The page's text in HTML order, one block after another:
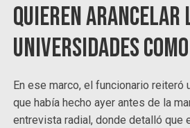
Quieren arancelar
universidades
En ese marco, el funcionario reiteró
que había hecho ayer antes de la
entrevista radial, donde detalló que